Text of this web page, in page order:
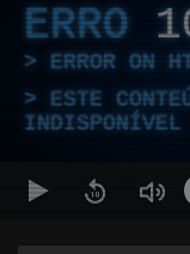
ERRO
ERROR ON
ESTE
INDISPONÍVEL